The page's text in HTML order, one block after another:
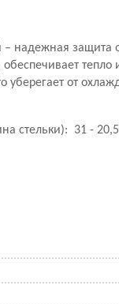
– надежная защита
обеспечивает
уберегает от
стельки): 31 -